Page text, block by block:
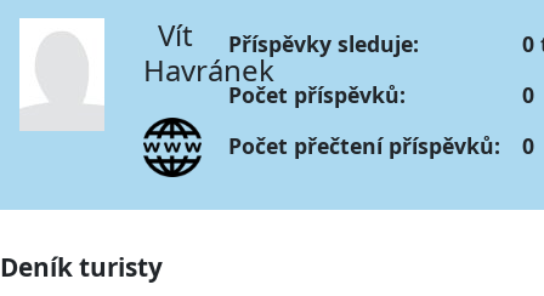
Vít
Havránek
Příspěvky sleduje:
0
Počet příspěvků:
0
Počet přečtení příspěvků:
0
Deník turisty